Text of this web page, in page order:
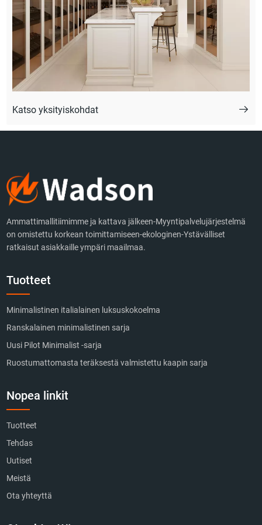
Katso yksityiskohdat
Ammattimallitiimimme ja kattava jälkeen-Myyntipalvelujärjestelmä
on omistettu korkean toimittamiseen-ekologinen-Ystävälliset
ratkaisut asiakkaille ympäri maailmaa.
Tuotteet
Minimalistinen italialainen luksuskokoelma
Ranskalainen minimalistinen sarja
Uusi Pilot Minimalist -sarja
Ruostumattomasta teräksestä valmistettu kaapin sarja
Nopea linkit
Tuotteet
Tehdas
Uutiset
Meistä
Ota yhteyttä